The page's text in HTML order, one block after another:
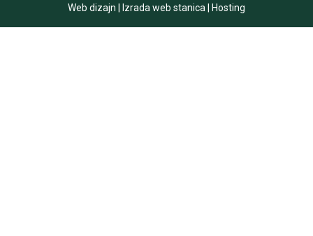
Web dizajn
Izrada web stanica Hosting